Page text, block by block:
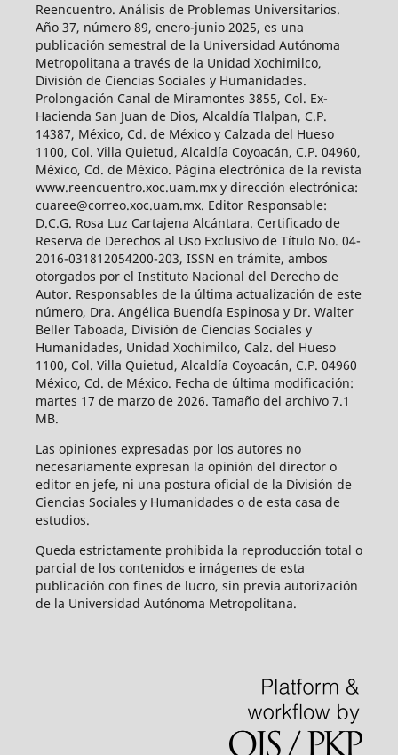
Reencuentro. Análisis de Problemas Universitarios.
Año 37, número 89, enero-junio 2025, es una
publicación semestral de la Universidad Autónoma
Metropolitana a través de la Unidad Xochimilco,
División de Ciencias Sociales y Humanidades.
Prolongación Canal de Miramontes 3855, Col. Ex-
Hacienda San Juan de Dios, Alcaldía Tlalpan, C.P.
14387, México, Cd. de México y Calzada del Hueso
1100, Col. Villa Quietud, Alcaldía Coyoacán, C.P. 04960,
México, Cd. de México. Página electrónica de la revista
www.reencuentro.xoc.uam.mx y dirección electrónica:
cuaree@correo.xoc.uam.mx. Editor Responsable:
D.C.G. Rosa Luz Cartajena Alcántara. Certificado de
Reserva de Derechos al Uso Exclusivo de Título No. 04-
2016-031812054200-203, ISSN en trámite, ambos
otorgados por el Instituto Nacional del Derecho de
Autor. Responsables de la última actualización de este
número, Dra. Angélica Buendía Espinosa y Dr. Walter
Beller Taboada, División de Ciencias Sociales y
Humanidades, Unidad Xochimilco, Calz. del Hueso
1100, Col. Villa Quietud, Alcaldía Coyoacán, C.P. 04960
México, Cd. de México. Fecha de última modificación:
martes 17 de marzo de 2026. Tamaño del archivo 7.1
MB.
Las opiniones expresadas por los autores no
necesariamente expresan la opinión del director o
editor en jefe, ni una postura oficial de la División de
Ciencias Sociales y Humanidades o de esta casa de
estudios.
Queda estrictamente prohibida la reproducción total o
parcial de los contenidos e imágenes de esta
publicación con fines de lucro, sin previa autorización
de la Universidad Autónoma Metropolitana.